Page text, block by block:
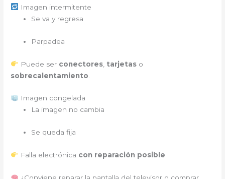
Imagen intermitente
Se va y regresa
Parpadea
Puede ser conectores, tarjetaso
sobrecalentamiento
Imagen congelada
La imagen no cambia
Se queda fija
Falla electrónica con reparación posible